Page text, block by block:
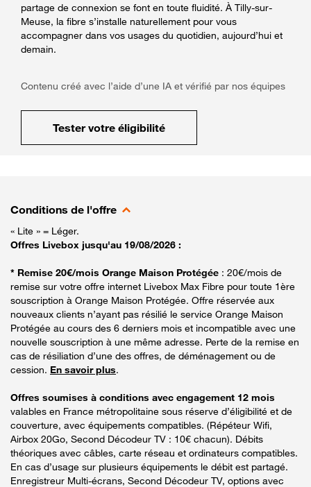
partage de connexion se font en toute fluidité. À Tilly-sur-
Meuse, la fibre s’installe naturellement pour vous
accompagner dans vos usages du quotidien, aujourd’hui et
demain.
Contenu créé avec l’aide d’une IA et vérifié par nos équipes
Tester votre éligibilité
Conditions de l'offre
« Lite » = Léger.
Offres Livebox jusqu'au 19/08/2026 :
* Remise 20€/mois Orange Maison Protégée : 20€/mois de
remise sur votre offre internet Livebox Max Fibre pour toute 1ère
souscription à Orange Maison Protégée. Offre réservée aux
nouveaux clients n’ayant pas résilié le service Orange Maison
Protégée au cours des 6 derniers mois et incompatible avec une
nouvelle souscription à une même adresse. Perte de la remise en
cas de résiliation d’une des offres, de déménagement ou de
cession. En savoir plus.
Offres soumises à conditions avec engagement 12 mois
valables en France métropolitaine sous réserve d’éligibilité et de
couverture, avec équipements compatibles. (Répéteur Wifi,
Airbox 20Go, Second Décodeur TV : 10€ chacun). Débits
théoriques avec câbles, carte réseau et ordinateurs compatibles.
En cas d’usage sur plusieurs équipements le débit est partagé.
Enregistreur Multi-écrans, Second Décodeur TV, options avec